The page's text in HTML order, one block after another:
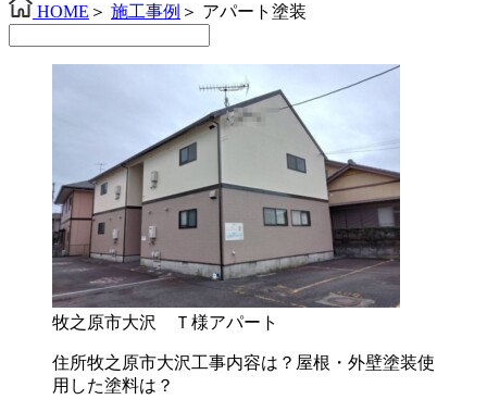
HOME ＞ 施工事例 ＞ アパート塗装
牧之原市大沢 Ｔ様アパート
住所牧之原市大沢工事内容は？屋根・外壁塗装使
用した塗料は？